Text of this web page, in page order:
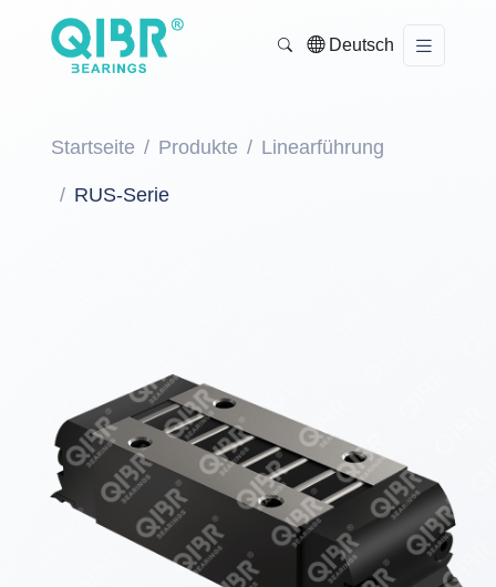
Deutsch
Startseite Produkte Linearführung
RUS-Serie